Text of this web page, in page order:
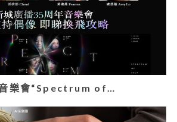
樂會“Spectrum of…